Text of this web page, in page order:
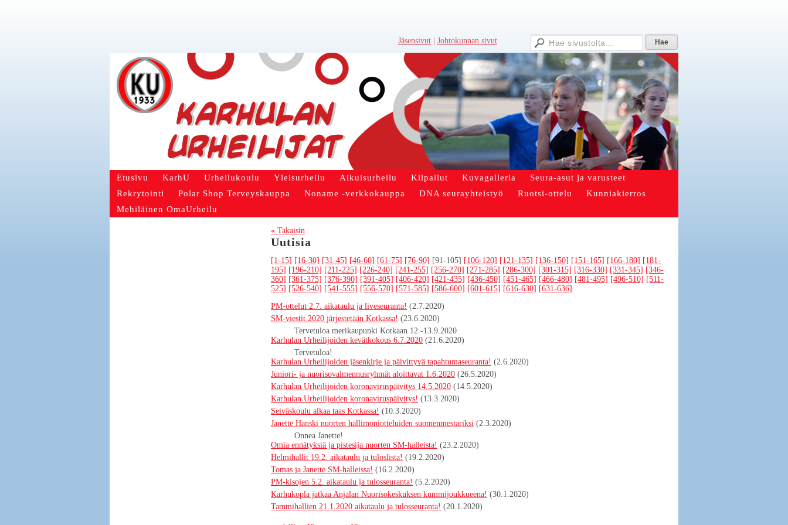
Jäsensivut Johtokunnan sivut
Etusivu KarhU Urheilukoulu Yleisurheilu Aikuisurheilu Kilpailut Kuvagalleria
Seura-asut ja varusteet
Rekrytointi
Polar Shop Terveyskauppa Noname -verkkokauppa DNA seurayhteistyö Ruotsi-ottelu
Kunniakierros
Mehiläinen OmaUrheilu
« Takaisin
Uutisia
[1-15] [16-30] [31-45] [46-60] [61-75] [76-90] [91-105] [106-120] [121-135] [136-150] [151-165] [166-180] [181-
195] [196-210] [211-225] [226-240] [241-255] [256-270] [271-285] [286-300] [301-315] [316-330] [331-345] [346-
360] [361-375] [376-390] [391-405] [406-420] [421-435] [436-450] [451-465] [466-480] [481-495] [496-510] [511-
525] [526-540] [541-555] [556-570] [571-585] [586-600] [601-615] [616-630] [631-636]
PM-ottelut 2.7. aikataulu ja liveseuranta! (2.7.2020)
SM-viestit 2020 järjestetään Kotkassa! (23.6.2020)
Tervetuloa merikaupunki Kotkaan 12.-13.9.2020
Karhulan Urheilijoiden kevätkokous 6.7.2020 (21.6.2020)
Tervetuloa!
Karhulan Urheilijoiden jäsenkirje ja päivittyvä tapahtumaseuranta! (2.6.2020)
Juniori- ja nuorisovalmennusryhmät aloittavat 1.6.2020 (26.5.2020)
Karhulan Urheilijoiden koronaviruspäivitys 14.5.2020 (14.5.2020)
Karhulan Urheilijoiden koronaviruspäivitys! (13.3.2020)
Seiväskoulu alkaa taas Kotkassa! (10.3.2020)
Janette Hanski nuorten hallimoniotteluiden suomenmestariksi (2.3.2020)
Onnea Janette!
Omia ennätyksiä ja pistesija nuorten SM-halleista! (23.2.2020)
Helmihallit 19.2. aikataulu ja tuloslista! (19.2.2020)
Tomas ja Janette SM-halleissa! (16.2.2020)
PM-kisojen 5.2. aikataulu ja tulosseuranta! (5.2.2020)
Karhukopla jatkaa Anjalan Nuorisokeskuksen kummijoukkueena! (30.1.2020)
Tammihallien 21.1.2020 aikataulu ja tulosseuranta! (20.1.2020)